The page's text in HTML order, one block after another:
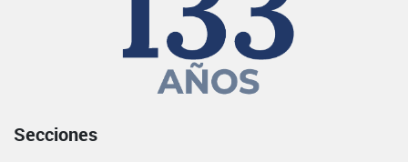
Secciones